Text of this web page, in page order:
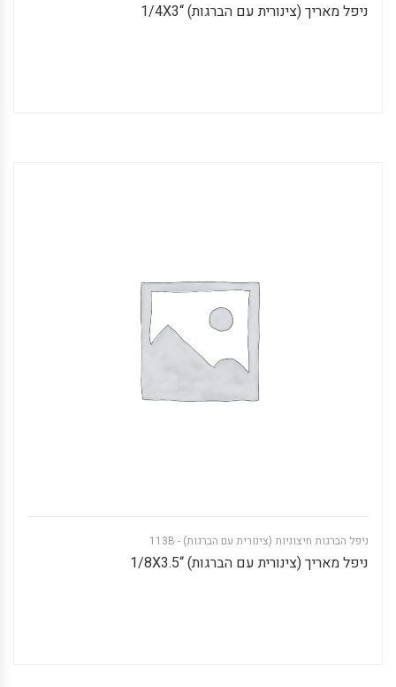
ניפל מאריך (צינורית עם הברגות) “1/4X3
ניפל הברגות חיצוניות (צינורית עם הברגות) - 113B
ניפל מאריך (צינורית עם הברגות) “1/8X3.5